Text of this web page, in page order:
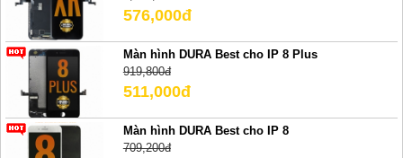
576,000đ
Màn hình DURA Best cho IP 8 Plus
919,800đ
511,000đ
Màn hình DURA Best cho IP 8
709,200đ